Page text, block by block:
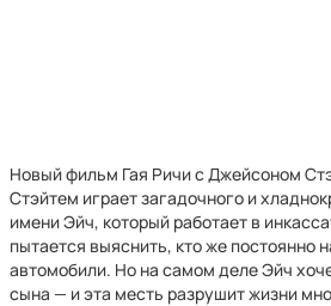
Новый фильм Гая Ричи с Джейсоном
Стэйтем играет загадочного и
имени Эйч, который работает в
пытается выяснить, кто же постоянно
автомобили. Но на самом деле Эйч
сына — и эта месть разрушит жизни